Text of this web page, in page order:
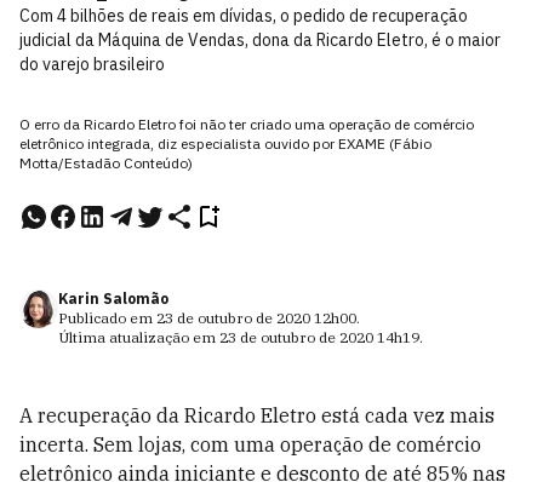
Com 4 bilhões de reais em dívidas, o pedido de recuperação
judicial da Máquina de Vendas, dona da Ricardo Eletro, é o maior
do varejo brasileiro
O erro da Ricardo Eletro foi não ter criado uma operação de comércio
eletrônico integrada, diz especialista ouvido por EXAME (Fábio
Motta/Estadão Conteúdo)
Karin Salomão
Publicado em 23 de outubro de 2020 12h00.
Última atualização em 23 de outubro de 2020 14h19.
A recuperação da Ricardo Eletro está cada vez mais
incerta. Sem lojas, com uma operação de comércio
eletrônico ainda iniciante e desconto de até 85% nas